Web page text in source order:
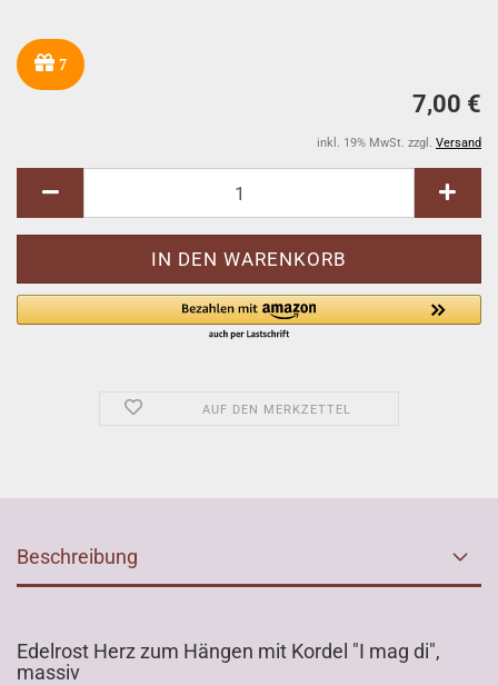
7
7,00 €
inkl. 19% MwSt. zzgl. Versand
AUF DEN MERKZETTEL
Beschreibung
Edelrost Herz zum Hängen mit Kordel "I mag di",
massiv